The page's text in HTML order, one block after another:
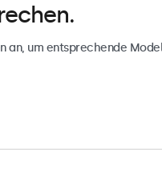
an, um entsprechende